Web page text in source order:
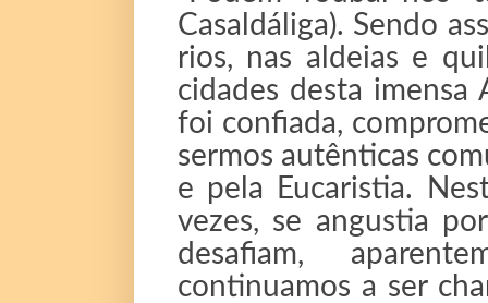
Casaldáliga). Sendo
rios, nas aldeias e
cidades desta imensa
foi confiada,
sermos autênticas
e pela Eucaristia.
vezes, se angustia
desafiam,
continuamos a ser